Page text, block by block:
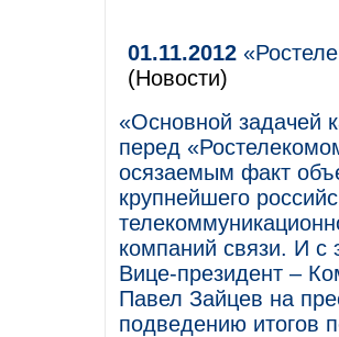
01.11.2012
(Новости)
«Основной задачей
перед
осязаемым факт
крупнейшего
компаний связи. И с
Вице-президент –
Павел Зайцев на
подведению итогов